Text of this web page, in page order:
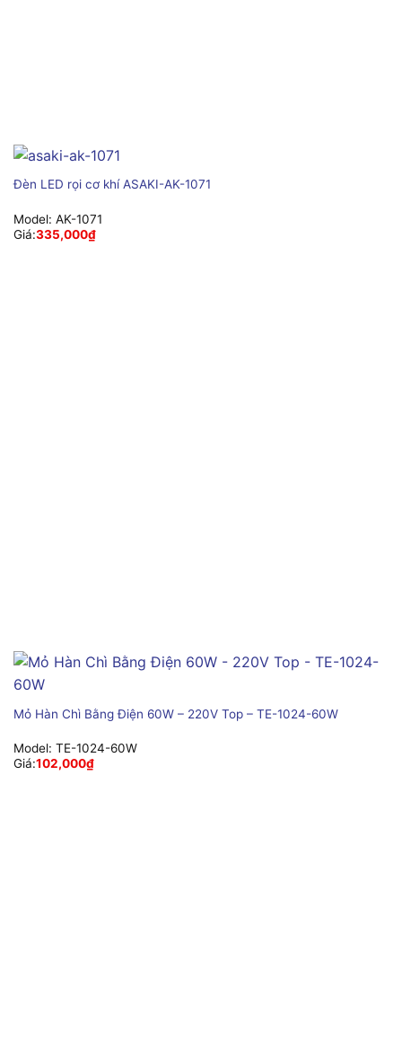
Đèn LED rọi cơ khí ASAKI-AK-1071
Model: AK-1071
Giá:335,000₫
Mỏ Hàn Chì Bằng Điện 60W – 220V Top – TE-1024-60W
Model: TE-1024-60W
Giá:102,000₫